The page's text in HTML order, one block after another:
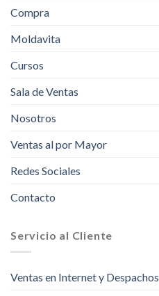
Compra
Moldavita
Cursos
Sala de Ventas
Nosotros
Ventas al por Mayor
Redes Sociales
Contacto
Servicio al Cliente
Ventas en Internet y Despachos